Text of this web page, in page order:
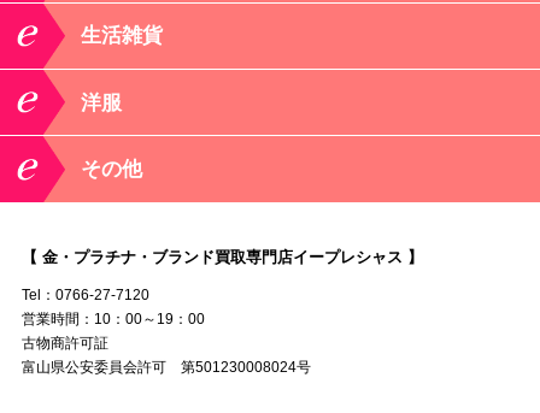
生活雑貨
洋服
その他
【 金・プラチナ・ブランド買取専門店イープレシャス 】
Tel：0766-27-7120
営業時間：10：00～19：00
古物商許可証
富山県公安委員会許可 第501230008024号